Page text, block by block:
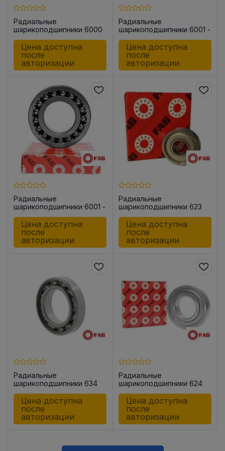
Радиальные
шарикоподшипники 6000
-C-C3 (-C3)
Цена доступна
после
авторизации
Радиальные
шарикоподшипники 6001 -
C (open)
Цена доступна
после
авторизации
Радиальные
шарикоподшипники 6001 -
C-C3 (-C3)
Цена доступна
после
авторизации
Радиальные
шарикоподшипники 623
Цена доступна
после
авторизации
Радиальные
шарикоподшипники 634
Цена доступна
после
авторизации
Радиальные
шарикоподшипники 624
-2Z
Цена доступна
после
авторизации